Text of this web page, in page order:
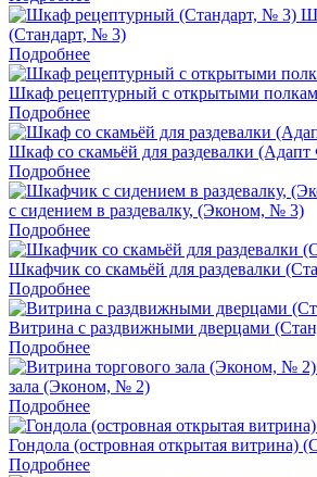
(Стандарт, № 3)
Подробнее
Шкаф рецептурный с открытыми
Подробнее
Шкаф со скамьёй для раздевалки
Подробнее
с сидением в раздевалку, (Эконом, № 3)
Подробнее
Шкафчик со скамьёй для раздевалки
Подробнее
Витрина с раздвижными дверцами
Подробнее
зала (Эконом, № 2)
Подробнее
Гондола (островная открытая витрина)
Подробнее